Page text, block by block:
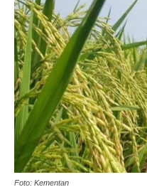
Foto: Kementan